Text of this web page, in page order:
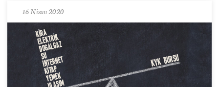
16 Nisan 2020